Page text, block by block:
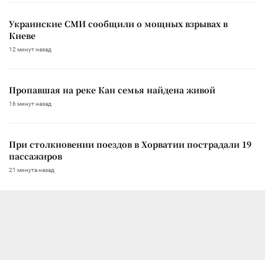
Украинские СМИ сообщили о мощных взрывах в
Киеве
12 минут назад
Пропавшая на реке Кан семья найдена живой
16 минут назад
При столкновении поездов в Хорватии пострадали 19
пассажиров
21 минута назад